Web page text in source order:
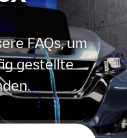
FAQs, um
gestellte